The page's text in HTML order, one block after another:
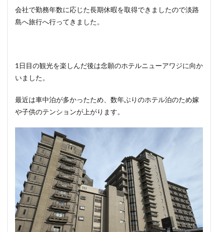
会社で勤務年数に応じた長期休暇を取得できましたので淡路
島へ旅行へ行ってきました。
1日目の観光を楽しんだ後は念願のホテルニューアワジに向か
いました。
最近は車中泊が多かったため、数年ぶりのホテル泊のため嫁
や子供のテンションが上がります。